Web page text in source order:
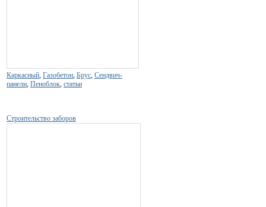
Каркасный, Газобетон, Брус, Сендвич-
панели, Пеноблок, статьи
Строительство заборов